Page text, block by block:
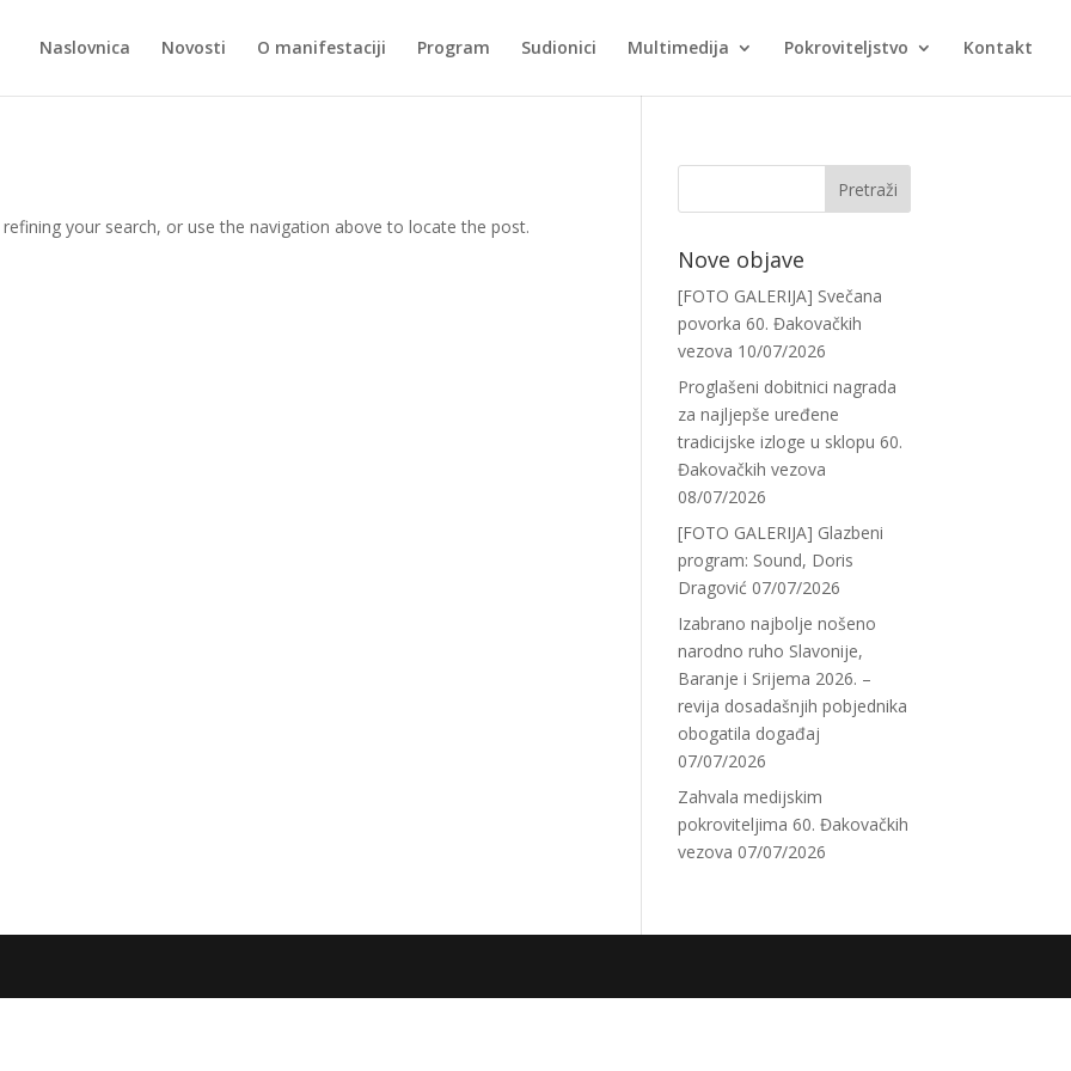
Naslovnica Novosti O manifestaciji Program Sudionici Multimedija Pokroviteljstvo Kontakt
your search, or use the navigation above to locate the post.
Nove objave
[FOTO GALERIJA] Svečana
povorka 60. Đakovačkih
vezova 10/07/2026
Proglašeni dobitnici nagrada
za najljepše uređene
tradicijske izloge u sklopu 60.
Đakovačkih vezova
08/07/2026
[FOTO GALERIJA] Glazbeni
program: Sound, Doris
Dragović 07/07/2026
Izabrano najbolje nošeno
narodno ruho Slavonije,
Baranje i Srijema 2026. –
revija dosadašnjih pobjednika
obogatila događaj
07/07/2026
Zahvala medijskim
pokroviteljima 60. Đakovačkih
vezova 07/07/2026